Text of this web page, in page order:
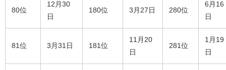
80位
12月30
日
180位 3月27日 280位
6月16
日
81位 3月31日 181位
11月20
日
281位
1月19
日